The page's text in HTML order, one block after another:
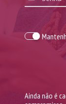
Ainda não é